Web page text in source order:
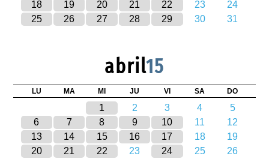
18
19 20 21 22 23
24
25
26 27 28 29 30 31
abril15
LU MA MI JU VI SA DO
1 2 3 4
5
6
7 8 9 10 11
12
13
14 15 16 17 18
19
20
21 22 23 24 25
26